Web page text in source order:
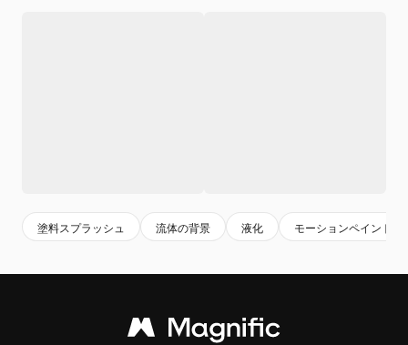
塗料スプラッシュ 流体の背景 液化 モーションペイント